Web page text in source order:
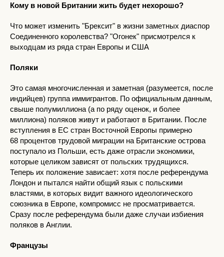
Кому в новой Британии жить будет нехорошо?
Что может изменить "Брексит" в жизни заметных диаспор
Соединенного королевства? "Огонек" присмотрелся к
выходцам из ряда стран Европы и США
Поляки
Это самая многочисленная и заметная (разумеется, после
индийцев) группа иммигрантов. По официальным данным,
свыше полумиллиона (а по ряду оценок, и более
миллиона) поляков живут и работают в Британии. После
вступления в ЕС стран Восточной Европы примерно
68 процентов трудовой миграции на Британские острова
поступало из Польши, есть даже отрасли экономики,
которые целиком зависят от польских трудящихся.
Теперь их положение зависает: хотя после референдума
Лондон и пытался найти общий язык с польскими
властями, в которых видит важного идеологического
союзника в Европе, компромисс не просматривается.
Сразу после референдума были даже случаи избиения
поляков в Англии.
Французы